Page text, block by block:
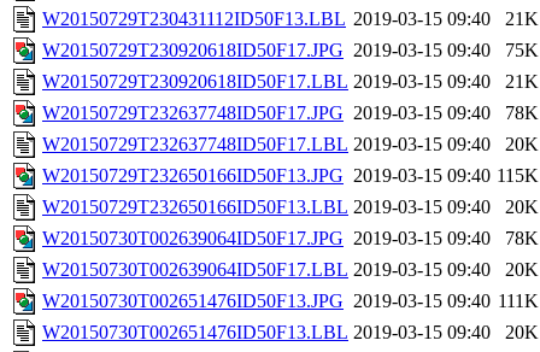
W20150729T230431112ID50F13.LBL 2019-03-15 09:40
21K
W20150729T230920618ID50F17.JPG 2019-03-15 09:40
75K
W20150729T230920618ID50F17.LBL 2019-03-15 09:40
21K
W20150729T232637748ID50F17.JPG 2019-03-15 09:40
78K
W20150729T232637748ID50F17.LBL 2019-03-15 09:40
20K
W20150729T232650166ID50F13.JPG 2019-03-15 09:40 115K
W20150729T232650166ID50F13.LBL 2019-03-15 09:40
20K
W20150730T002639064ID50F17.JPG 2019-03-15 09:40
78K
W20150730T002639064ID50F17.LBL 2019-03-15 09:40
20K
W20150730T002651476ID50F13.JPG 2019-03-15 09:40 111K
W20150730T002651476ID50F13.LBL 2019-03-15 09:40
20K